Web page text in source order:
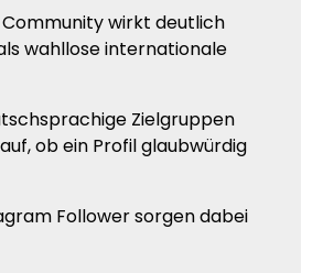
wirkt deutlich
wahllose internationale
Zielgruppen
ob ein Profil glaubwürdig
Follower sorgen dabei